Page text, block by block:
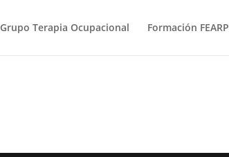
Grupo Terapia Ocupacional Formación FEARP